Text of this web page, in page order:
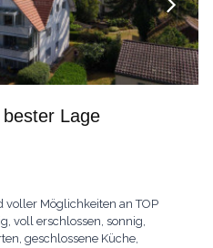
Lage
Möglichkeiten an TOP
voll erschlossen, sonnig,
geschlossene Küche,